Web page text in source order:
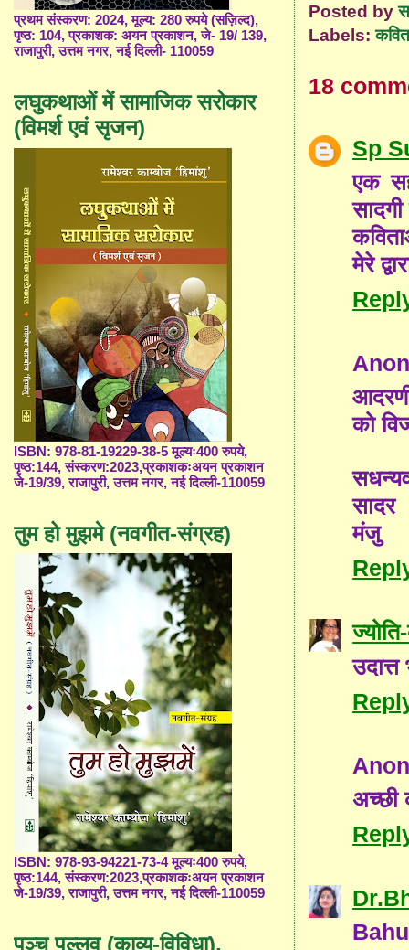
Posted by
Labels:
18
Sp
एक
मेरे
को
सादर
मंजु
अच्छी
प्रथम संस्करण: 2024, मूल्य: 280 रुपये (सज़िल्द),
पृष्ठ: 104, प्रकाशक: अयन प्रकाशन, जे- 19/ 139,
राजापुरी, उत्तम नगर, नई दिल्ली- 110059
लघुकथाओं में सामाजिक सरोकार
(विमर्श एवं सृजन)
ISBN: 978-81-19229-38-5 मूल्यः400 रुपये,
पृष्ठ:144, संस्करण:2023,प्रकाशकःअयन प्रकाशन
जे-19/39, राजापुरी, उत्तम नगर, नई दिल्ली-110059
तुम हो मुझमे (नवगीत-संग्रह)
ISBN: 978-93-94221-73-4 मूल्यः400 रुपये,
पृष्ठ:144, संस्करण:2023,प्रकाशकःअयन प्रकाशन
जे-19/39, राजापुरी, उत्तम नगर, नई दिल्ली-110059
पञ्च पल्लव (काव्य-विविधा),